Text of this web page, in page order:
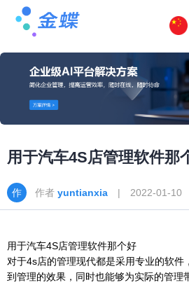
用于汽车4S店管理软件那
作者 yuntianxia | 2022-01-10
用于汽车4S店管理软件那个好
对于4s店的管理现代都是采用专业的软件
到管理的效果，同时也能够为实际的管理